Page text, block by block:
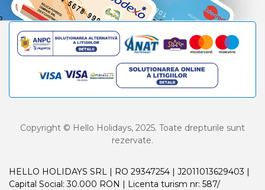
Copyright © Hello Holidays, 2025. Toate drepturile sunt
rezervate.
HELLO HOLIDAYS SRL | RO 29347254 | J2011013629403 |
Capital Social: 30.000 RON | Licenta turism nr: 587/